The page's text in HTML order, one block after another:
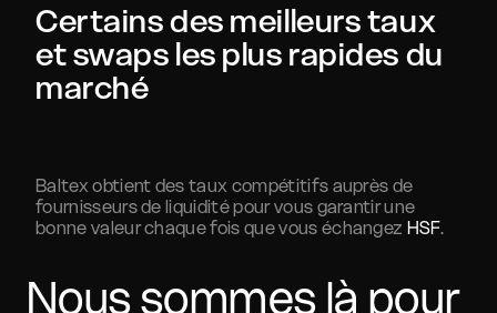
Certains des meilleurs taux
et swaps les plus rapides du
marché
Baltex obtient des taux compétitifs auprès de
fournisseurs de liquidité pour vous garantir une
bonne valeur chaque fois que vous échangez HSF.
Nous sommes là pour